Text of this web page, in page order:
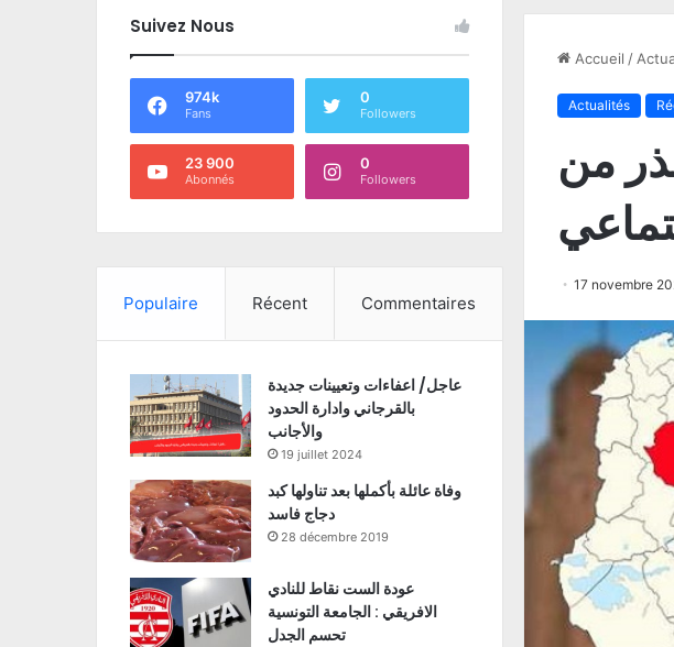
Accueil /
Actualités
من
17 novembre
Suivez Nous
974k
Fans
0
Followers
23 900
Abonnés
0
Followers
Populaire Récent Commentaires
عاجل/ اعفاءات وتعيينات جديدة
بالقرجاني وادارة الحدود
والأجانب
19 juillet 2024
وفاة عائلة بأكملها بعد تناولها كبد
دجاج فاسد
28 décembre 2019
عودة الست نقاط للنادي
الافريقي : الجامعة التونسية
تحسم الجدل